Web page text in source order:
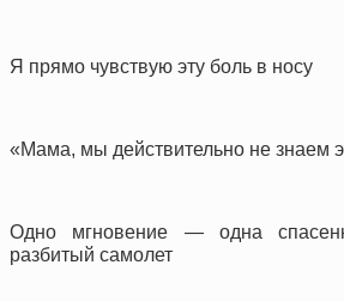
Я прямо чувствую эту боль в носу
«Мама, мы действительно не знаем
Одно мгновение — одна
разбитый самолет